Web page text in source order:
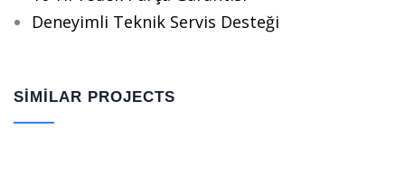
Deneyimli Teknik Servis Desteği
SIMILAR PROJECTS